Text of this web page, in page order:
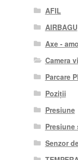
AFIL
AIRBAGU
Axe -
Camera
Parcare
Poziții
Presiune
Senzor